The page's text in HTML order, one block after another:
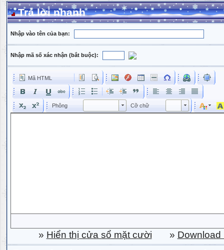
Trả lời nhanh
Nhập vào tên của bạn:
Nhập mã số xác nhận (bắt buộc):
Mã HTML
Phông Phông Cỡ chữ Kích cỡ phông
» Hiển thị cửa sổ mặt cười » Download